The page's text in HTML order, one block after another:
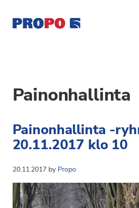
pääsisältöön
alatunnisteeseen
Suomen
Ry
potilasjärjestö,
joka
perustettu
vuonna
1997.
Yhdistys
Suomen
Syöpäyhdistyksen
Painonhallinta
Painonhallinta -
20.11.2017 klo 10
20.11.2017by Propo